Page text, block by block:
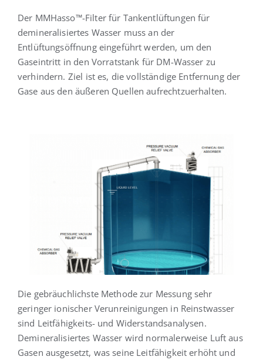
Der MMHasso™-Filter für Tankentlüftungen für
demineralisiertes Wasser muss an der
Entlüftungsöffnung eingeführt werden, um den
Gaseintritt in den Vorratstank für DM-Wasser zu
verhindern. Ziel ist es, die vollständige Entfernung der
Gase aus den äußeren Quellen aufrechtzuerhalten.
Die gebräuchlichste Methode zur Messung sehr
geringer ionischer Verunreinigungen in Reinstwasser
sind Leitfähigkeits- und Widerstandsanalysen.
Demineralisiertes Wasser wird normalerweise Luft aus
Gasen ausgesetzt, was seine Leitfähigkeit erhöht und